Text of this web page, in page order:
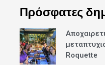
Πρόσφατες
Roquette